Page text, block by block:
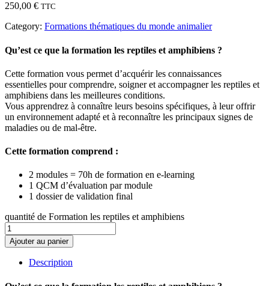
250,00 € TTC
Category: Formations thématiques du monde animalier
Qu’est ce que la formation les reptiles et amphibiens ?
Cette formation vous permet d’acquérir les connaissances
essentielles pour comprendre, soigner et accompagner les reptiles et
amphibiens dans les meilleures conditions.
Vous apprendrez à connaître leurs besoins spécifiques, à leur offrir
un environnement adapté et à reconnaître les principaux signes de
maladies ou de mal-être.
Cette formation comprend :
2 modules = 70h de formation en e-learning
1 QCM d’évaluation par module
1 dossier de validation final
quantité de Formation les reptiles et amphibiens
Ajouter au panier
Description